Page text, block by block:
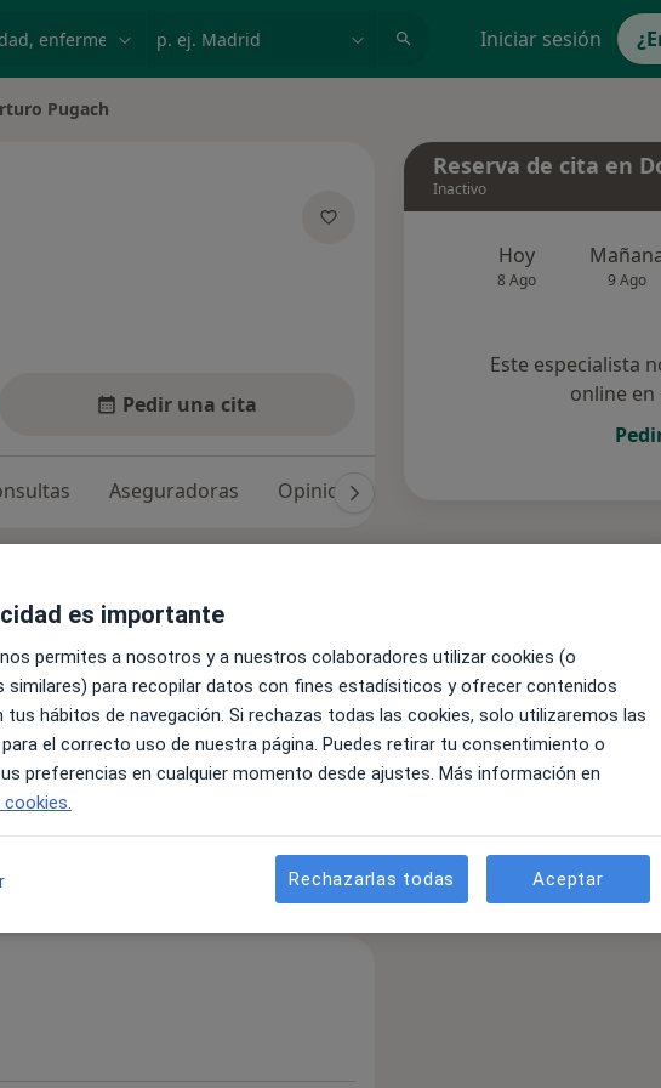
Iniciar sesión
de ciudad
Pugach
Pedir una cita
Aseguradoras Opiniones (5)
la experiencia
Reserva de cita en
Inactivo
Hoy
8 Ago 9 Ago
Este especialista
online en
es importante
permites a nosotros y a nuestros colaboradores utilizar cookies (o
similares) para recopilar datos con fines estadísiticos y ofrecer contenidos
tus hábitos de navegación. Si rechazas todas las cookies, solo utilizaremos las
el correcto uso de nuestra página. Puedes retirar tu consentimiento o
preferencias en cualquier momento desde ajustes. Más información en
Rechazarlas todas Aceptar